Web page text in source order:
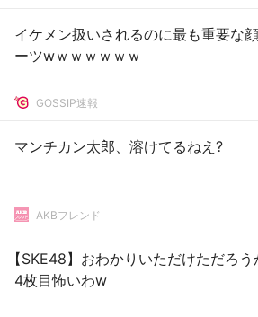
イケメン扱いされるのに最も重要な
ーツwｗｗｗｗｗｗ
GOSSIP速報
マンチカン太郎、溶けてるねえ?
AKBフレンド
【SKE48】おわかりいただけただろ
4枚目怖いわw